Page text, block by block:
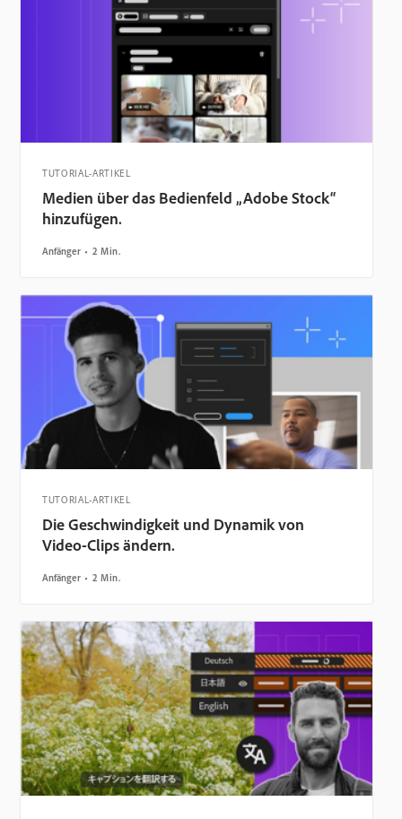
TUTORIAL-ARTIKEL
Medien über das Bedienfeld „Adobe Stock“
hinzufügen.
Anfänger 2 Min.
TUTORIAL-ARTIKEL
Die Geschwindigkeit und Dynamik von
Video-Clips ändern.
Anfänger 2 Min.